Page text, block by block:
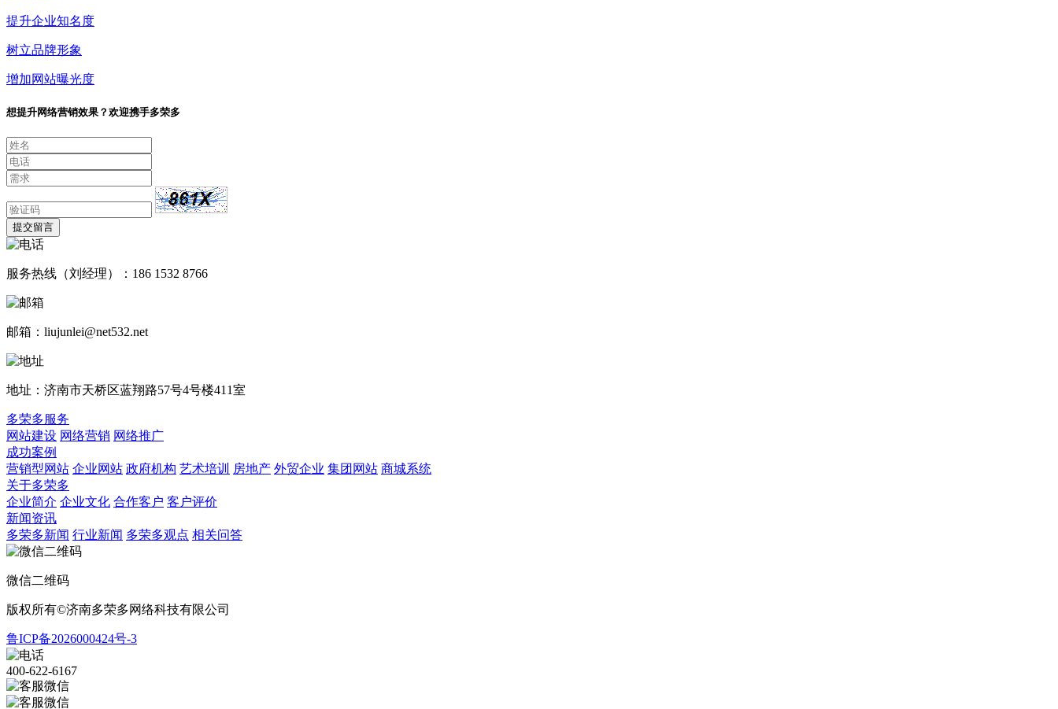
提升企业知名度
树立品牌形象
增加网站曝光度
想提升网络营销效果？欢迎携手多荣多
提交留言
服务热线（刘经理）：186 1532 8766
邮箱：liujunlei@net532.net
地址：济南市天桥区蓝翔路57号4号楼411室
多荣多服务
网站建设 网络营销 网络推广
成功案例
营销型网站 企业网站 政府机构 艺术培训 房地产 外贸企业 集团网站 商城系统
关于多荣多
企业简介 企业文化 合作客户 客户评价
新闻资讯
多荣多新闻 行业新闻 多荣多观点 相关问答
微信二维码
版权所有©济南多荣多网络科技有限公司
鲁ICP备2026000424号-3
400-622-6167